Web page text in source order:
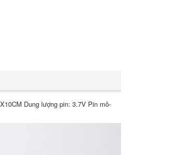
Dung lượng pin: 3.7V Pin mô-